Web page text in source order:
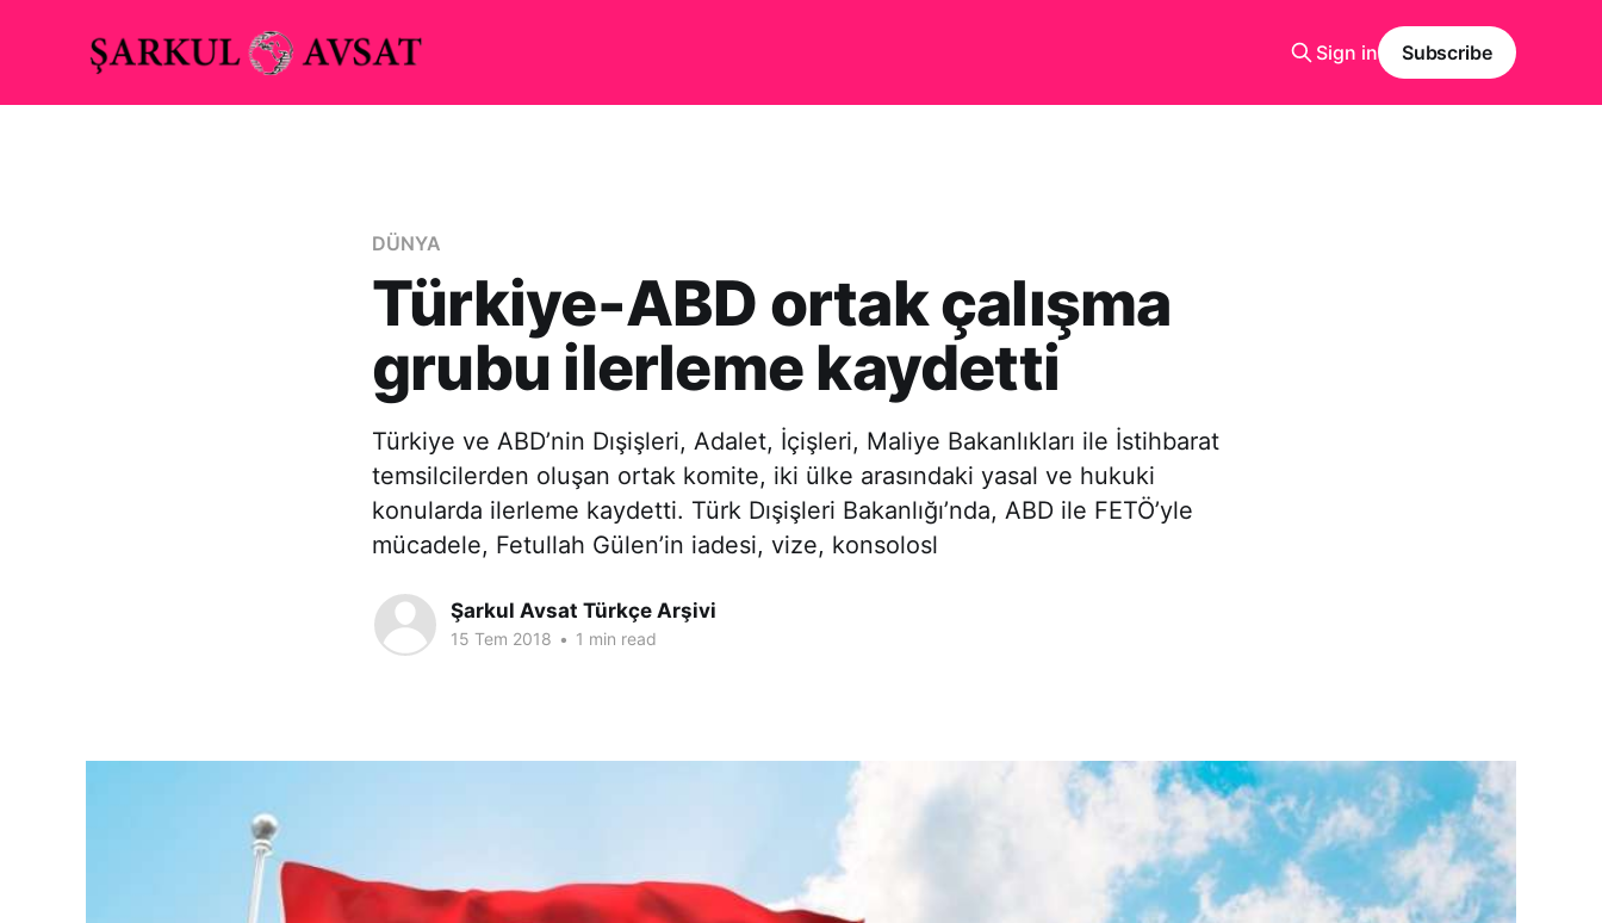
Sign in Subscribe
DÜNYA
Türkiye-ABD ortak çalışma
grubu ilerleme kaydetti
Türkiye ve ABD’nin Dışişleri, Adalet, İçişleri, Maliye Bakanlıkları ile İstihbarat
temsilcilerden oluşan ortak komite, iki ülke arasındaki yasal ve hukuki
konularda ilerleme kaydetti. Türk Dışişleri Bakanlığı’nda, ABD ile FETÖ’yle
mücadele, Fetullah Gülen’in iadesi, vize, konsolosl
Şarkul Avsat Türkçe Arşivi
15 Tem 2018 • 1 min read